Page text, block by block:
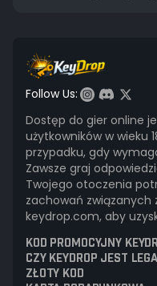
Follow Us:
Dostęp do gier online
użytkowników w wieku
przypadku, gdy
Zawsze graj
Twojego otoczenia
zachowań związanych
keydrop.com, aby
KOD PROMOCYJNY
CZY KEYDROP JEST
ZŁOTY KOD